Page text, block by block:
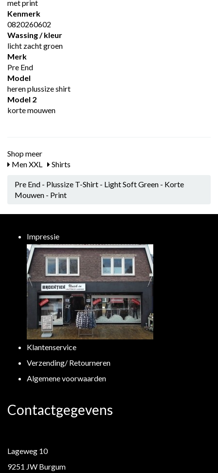
met print
Kenmerk
0820260602
Wassing / kleur
licht zacht groen
Merk
Pre End
Model
heren plussize shirt
Model 2
korte mouwen
Shop meer
Men XXL
Shirts
Pre End - Plussize T-Shirt - Light Soft Green - Korte
Mouwen - Print
Impressie
Klantenservice
Verzending/ Retourneren
Algemene voorwaarden
Contactgegevens
Lageweg 10
9251 JW Burgum